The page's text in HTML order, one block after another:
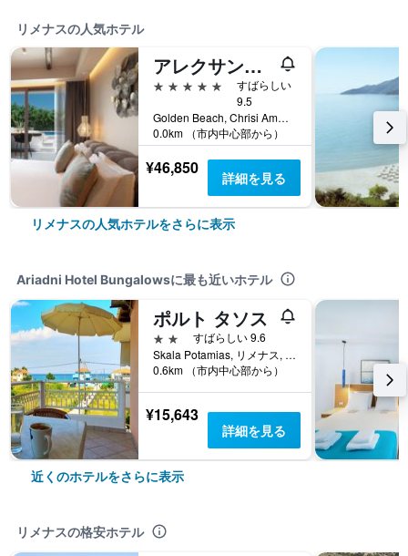
リメナスの人気ホテル
アレクサンドラ ゴールデン ブティック ホテル
5つ星
すばらしい
9.5
Golden Beach, Chrisi Ammoudia, リメナス, ギリシャ
0.0km （市内中心部から）
¥46,850 詳細を見る
リメナスの人気ホテルをさらに表示
Ariadni Hotel Bungalowsに最も近いホテル
ポルト タソス
2つ星
すばらしい 9.6
Skala Potamias, リメナス, ギリシャ
0.6km （市内中心部から）
¥15,643
詳細を見る
近くのホテルをさらに表示
リメナスの格安ホテル